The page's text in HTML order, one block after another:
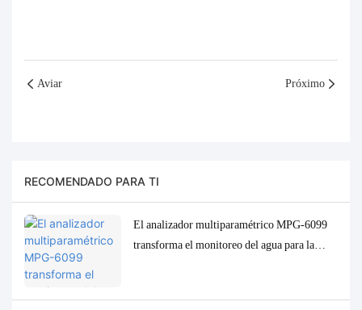
Aviar Próximo
RECOMENDADO PARA TI
El analizador multiparamétrico MPG-6099
transforma el monitoreo del agua para la